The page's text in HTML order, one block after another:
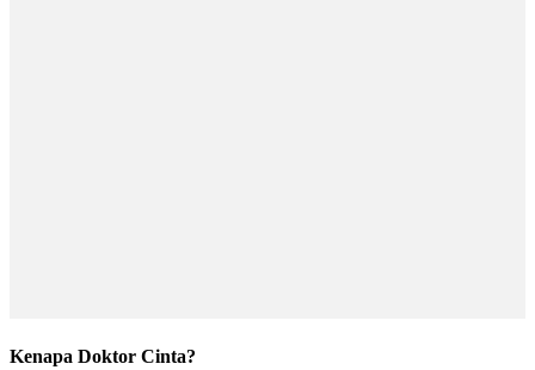
Kenapa Doktor Cinta?